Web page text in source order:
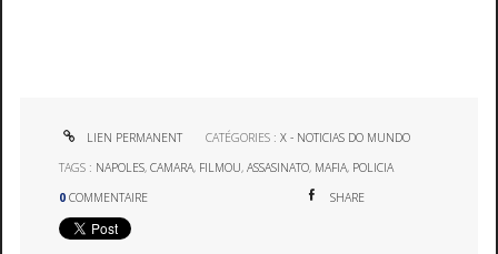
LIEN PERMANENT CATÉGORIES :X - NOTICIAS DO MUNDO
TAGS : NAPOLES,CAMARA, FILMOU,ASSASINATO, MAFIA, POLICIA
0 COMMENTAIRE SHARE